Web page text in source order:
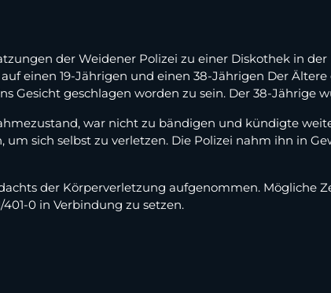
der Weidener Polizei zu einer Diskothek in
einen 19-Jährigen und einen 38-Jährigen Der Ältere
Gesicht geschlagen worden zu sein. Der 38-Jährige
war nicht zu bändigen und kündigte
sich selbst zu verletzen. Die Polizei nahm ihn in
der Körperverletzung aufgenommen. Mögliche
0 in Verbindung zu setzen.